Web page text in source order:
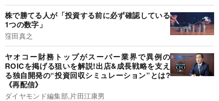
株で勝てる人が「投資する前に必ず確認している
1つの数字」
窪田真之
ヤオコー財務トップがスーパー業界で異例の
ROICを掲げる狙いを解説!出店&成長戦略を支え
る独自開発の“投資回収シミュレーション”とは?
《再配信》
ダイヤモンド編集部,片田江康男